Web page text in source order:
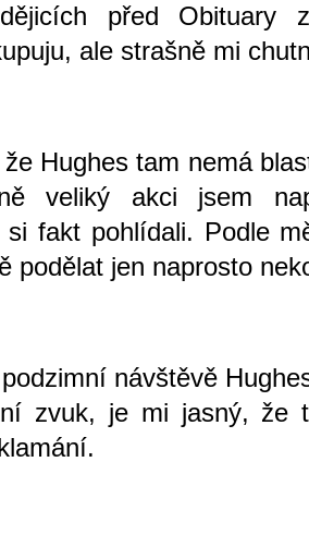
před Obituary
ale strašně mi
Hughes tam nemá
veliký akci jsem
si fakt pohlídali. Podle
podělat jen naprosto
návštěvě
zvuk, je mi jasný, že